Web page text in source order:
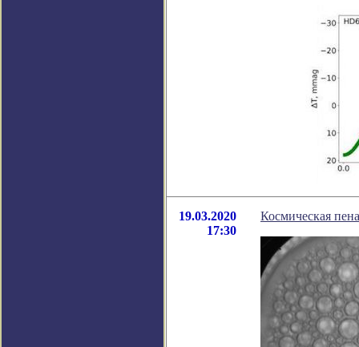
19.03.2020
17:30
Космическая